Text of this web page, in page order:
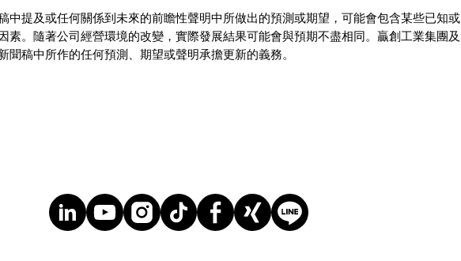
中提及或任何關係到未來的前瞻性聲明中所做出的預測或期望，可能會包含某些已知或
素。隨著公司經營環境的改變，實際發展結果可能會與預期不盡相同。贏創工業集團及
聞稿中所作的任何預測、期望或聲明承擔更新的義務。